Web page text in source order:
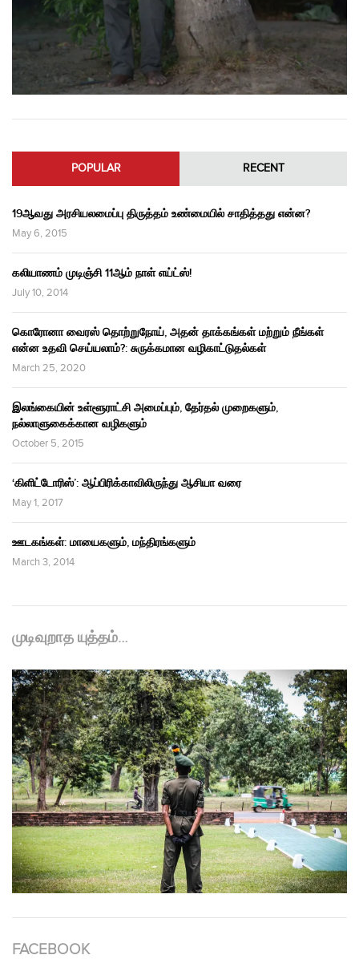
POPULAR RECENT
19ஆவது அரசியலமைப்பு திருத்தம் உண்மையில் சாதித்தது என்ன?
May 6, 2015
கலியாணம் முடிஞ்சி 11ஆம் நாள் எய்ட்ஸ்!
July 10, 2014
கொரோனா வைரஸ் தொற்றுநோய், அதன் தாக்கங்கள் மற்றும் நீங்கள்
என்ன உதவி செய்யலாம்?: சுருக்கமான வழிகாட்டுதல்கள்
March 25, 2020
இலங்கையின் உள்ளூராட்சி அமைப்பும், தேர்தல் முறைகளும்,
நல்லாளுகைக்கான வழிகளும்
October 5, 2015
‘கிளிட்டோரிஸ்’: ஆப்பிரிக்காவிலிருந்து ஆசியா வரை
May 1, 2017
ஊடகங்கள்: மாயைகளும், மந்திரங்களும்
March 3, 2014
முடிவுறாத யுத்தம்…
FACEBOOK